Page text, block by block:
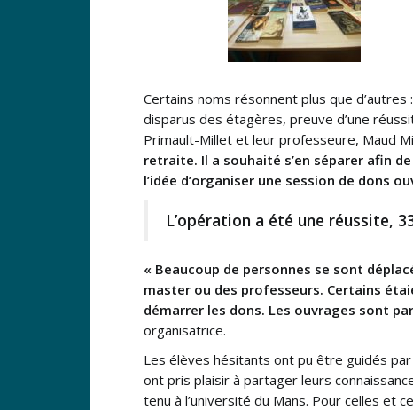
Certains noms résonnent plus que
disparus des étagères, preuve d’une
Primault-Millet et leur professeure, Maud
retraite. Il a souhaité s’en séparer afin
l’idée d’organiser une session de dons
L’opération a été une réussite,
« Beaucoup de personnes se sont
master ou des professeurs. Certains
démarrer les dons. Les ouvrages sont
organisatrice.
Les élèves hésitants ont pu être guidés
ont pris plaisir à partager leurs
tenu à l’université du Mans. Pour celles et